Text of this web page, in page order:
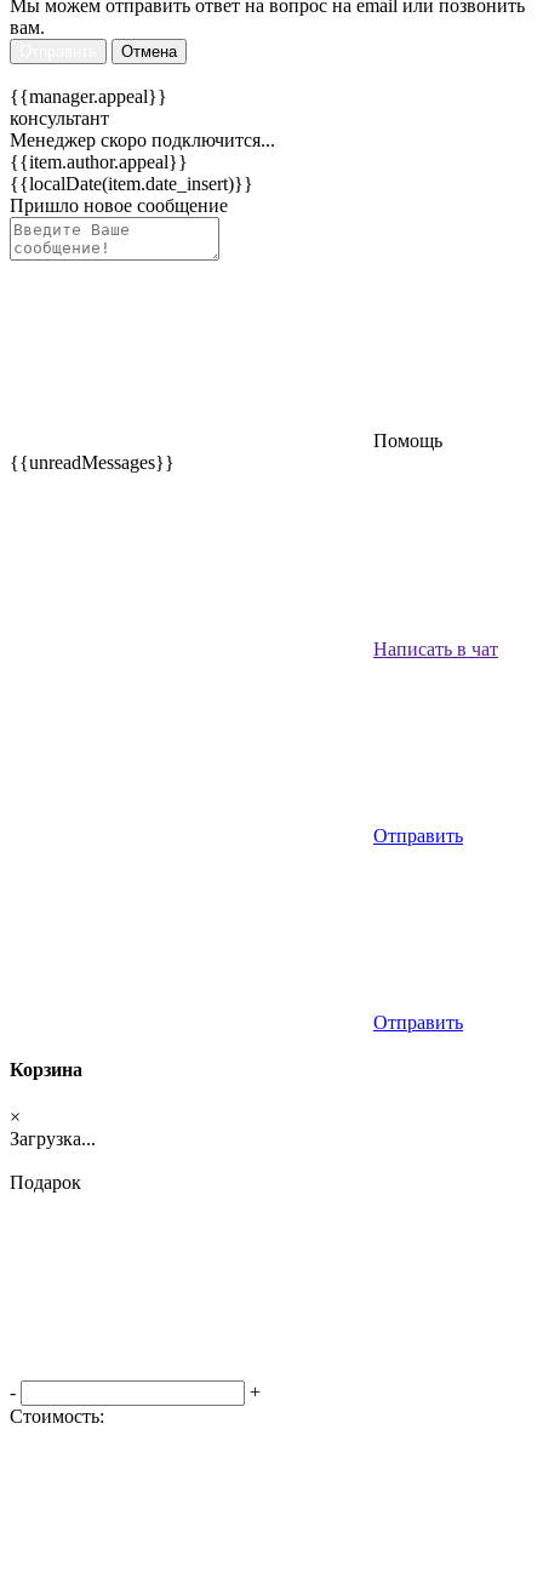
Мы можем отправить ответ на вопрос на email или позвонить
вам.
Отмена
{{manager.appeal}}
консультант
Менеджер скоро подключится...
{{item.author.appeal}}
{{localDate(item.date_insert)}}
Пришло новое сообщение
Помощь
{{unreadMessages}}
Написать в чат
Отправить
Отправить
Корзина
×
Загрузка...
Подарок
-
+
Стоимость: